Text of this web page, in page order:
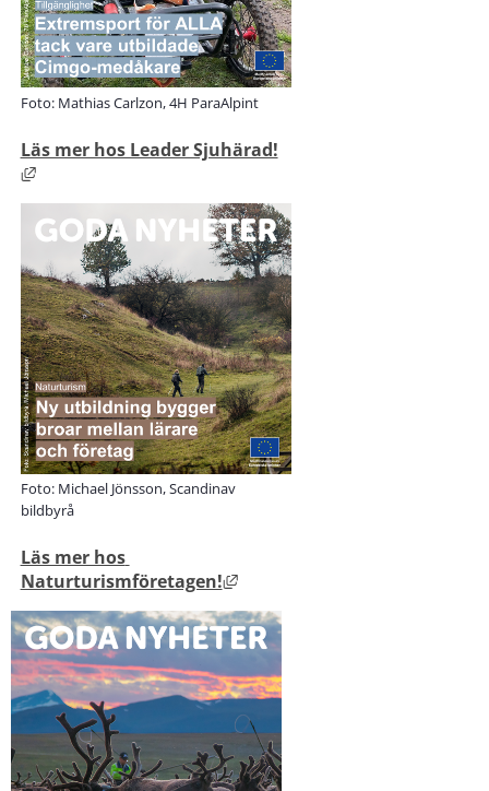
Foto: Mathias Carlzon, 4H ParaAlpint
Läs mer hos Leader Sjuhärad!
Länk till annan webbplats, öppnas i nytt fönster.
Foto: Michael Jönsson, Scandinav
bildbyrå
Läs mer hos
Naturturismföretagen!
Länk till annan webbplats,